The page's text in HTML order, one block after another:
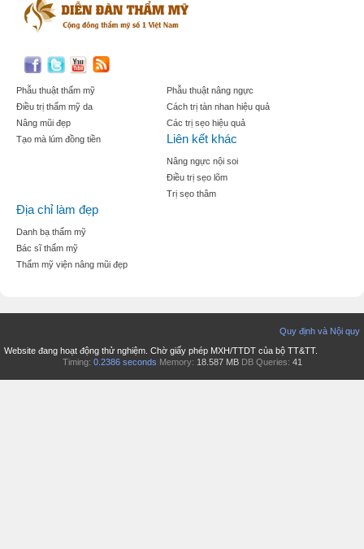
Phẫu thuật thẩm mỹ
Điều trị thẩm mỹ da
Nâng mũi đẹp
Tạo mà lúm đồng tiền
Phẫu thuật nâng ngực
Cách trị tàn nhan hiệu quả
Các trị sẹo hiệu quả
Liên kết khác
Nâng ngực nội soi
Điều trị sẹo lõm
Trị sẹo thâm
Địa chỉ làm đẹp
Danh bạ thẩm mỹ
Bác sĩ thẩm mỹ
Thẩm mỹ viện nâng mũi đẹp
Quy định và Nội quy
Website đang hoạt động thử nghiệm. Chờ giấy phép MXH/TTDT của bộ TT&TT.
Timing: 0.2386 seconds Memory: 18.587 MB DB Queries: 41